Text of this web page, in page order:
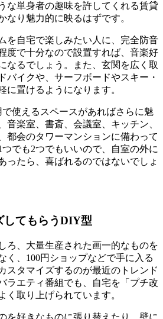
な単身者の趣味を許してくれる賃貸
なり魅力的に映るはずです。
を自宅で楽しみたい人に、完全防音
度で十分なので設置すれば、音楽好
なるでしょう。また、玄関を広く取
バイクや、サーフボードやスキー・
に置けるようになります。
使えるスペースがあればさらに魅
音楽室、書斎、会議室、キッチン、
都会のタワーマンションに備わって
でも2つでもいいので、自室の外に
ったら、喜ばれるのではないでしょ
してもらうDIY型
ろ、大量生産された画一的なものを
く、100円ショップなどで手に入る
スタマイズするのが最近のトレンド
ラエティ番組でも、自宅を「プチ改
く取り上げられています。
を好きなものに張り替えたり、壁に